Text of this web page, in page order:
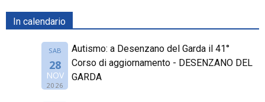
In calendario
SAB
28
NOV
2026
Autismo: a Desenzano del Garda il 41°
Corso di aggiornamento - DESENZANO DEL
GARDA